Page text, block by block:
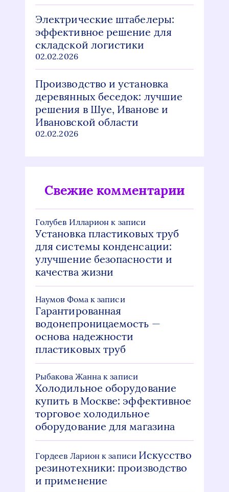
Электрические штабелеры:
эффективное решение для
складской логистики
02.02.2026
Производство и установка
деревянных беседок: лучшие
решения в Шуе, Иванове и
Ивановской области
02.02.2026
Свежие комментарии
Голубев Илларион к записи
Установка пластиковых труб
для системы конденсации:
улучшение безопасности и
качества жизни
Наумов Фомак записи
Гарантированная
водонепроницаемость —
основа надежности
пластиковых труб
Рыбакова Жанна к записи
Холодильное оборудование
купить в Москве: эффективное
торговое холодильное
оборудование для магазина
Гордеев Ларион к записи Искусство
резинотехники: производство
и применение